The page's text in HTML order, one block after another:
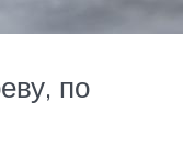
по